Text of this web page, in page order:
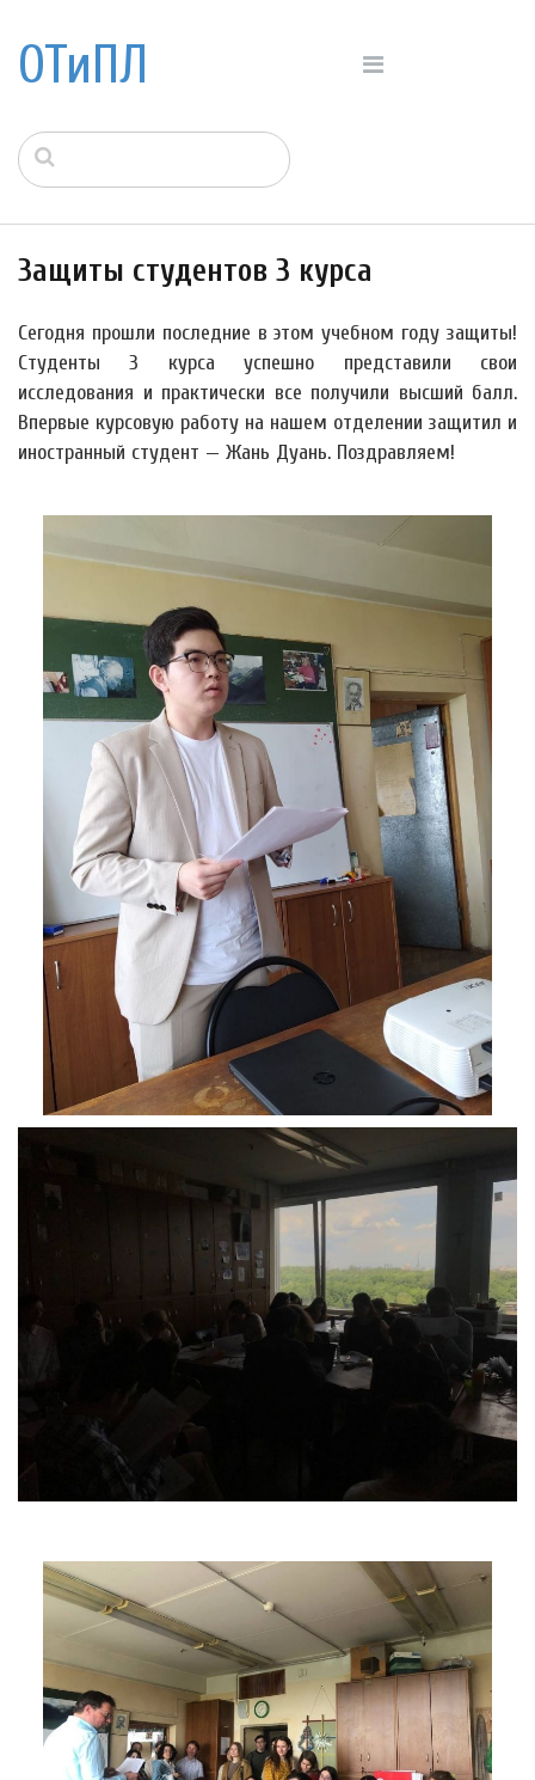
ОТиПЛ
Защиты студентов 3 курса
Сегодня прошли последние в этом учебном году защиты!
Студенты 3 курса успешно представили свои
исследования и практически все получили высший балл.
Впервые курсовую работу на нашем отделении защитил и
иностранный студент — Жань Дуань. Поздравляем!